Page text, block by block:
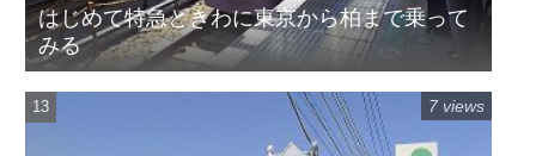
はじめて特急ときわに東京から柏まで乗って
みる
7 views